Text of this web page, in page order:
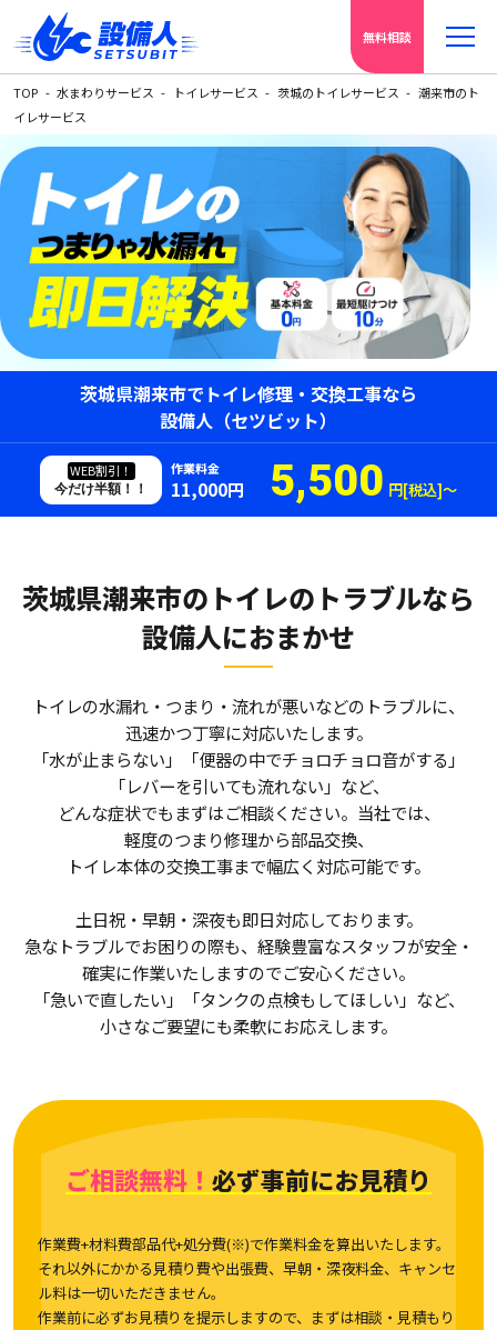
無料相談
TOP 水まわりサービス トイレサービス 茨城のトイレサービス
潮来市のト
イレサービス
茨城県潮来市でトイレ修理・交換工事なら
設備人（セツビット）
WEB割引！
今だけ半額！！
作業料金
11,000円 5,500 円[税込]〜
茨城県潮来市のトイレのトラブルなら
設備人におまかせ
トイレの水漏れ・つまり・流れが悪いなどのトラブルに、
迅速かつ丁寧に対応いたします。
「水が止まらない」「便器の中でチョロチョロ音がする」
「レバーを引いても流れない」など、
どんな症状でもまずはご相談ください。当社では、
軽度のつまり修理から部品交換、
トイレ本体の交換工事まで幅広く対応可能です。
土日祝・早朝・深夜も即日対応しております。
急なトラブルでお困りの際も、経験豊富なスタッフが安全・
確実に作業いたしますのでご安心ください。
「急いで直したい」「タンクの点検もしてほしい」など、
小さなご要望にも柔軟にお応えします。
ご相談無料！ 必ず事前にお見積り
作業費+材料費部品代+処分費(※)で作業料金を算出いたします。
それ以外にかかる見積り費や出張費、早朝・深夜料金、キャンセ
ル料は一切いただきません。
作業前に必ずお見積りを提示しますので、まずは相談・見積もり